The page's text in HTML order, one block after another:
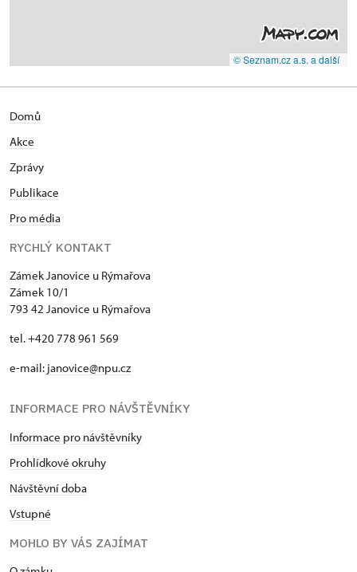
© Seznam.cz a.s. a další
Domů
Akce
Zprávy
Publikace
Pro média
RYCHLÝ KONTAKT
Zámek Janovice u Rýmařova
Zámek 10/1
793 42 Janovice u Rýmařova
tel. +420 778 961 569
e-mail: janovice@npu.cz
INFORMACE PRO NÁVŠTĚVNÍKY
Informace pro návštěvníky
Prohlídkové okruhy
Návštěvní doba
Vstupné
MOHLO BY VÁS ZAJÍMAT